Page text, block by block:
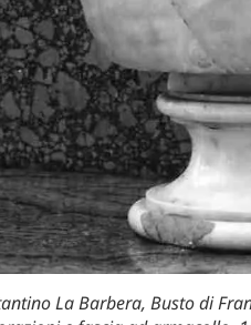
La Barbera, Busto di